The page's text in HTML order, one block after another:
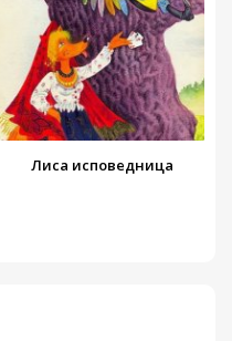
Лиса исповедница